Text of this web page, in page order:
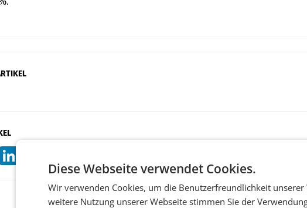
WhatsApp
Diese Webseite verwendet Cookies.
Wir verwenden Cookies, um die Benutzerfreundlichkeit
weitere Nutzung unserer Webseite stimmen Sie der